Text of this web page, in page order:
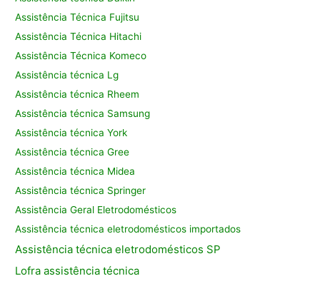
Assistência Técnica Fujitsu
Assistência Técnica Hitachi
Assistência Técnica Komeco
Assistência técnica Lg
Assistência técnica Rheem
Assistência técnica Samsung
Assistência técnica York
Assistência técnica Gree
Assistência técnica Midea
Assistência técnica Springer
Assistência Geral Eletrodomésticos
Assistência técnica eletrodomésticos importados
Assistência técnica eletrodomésticos SP
Lofra assistênciatécnica